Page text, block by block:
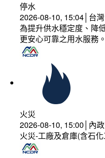
停水
2026-08-10, 15:04│台
為提升供水穩定度、降
更安心可靠之用水服務。
火災
2026-08-10, 15:00│內
火災-工廠及倉庫(含石